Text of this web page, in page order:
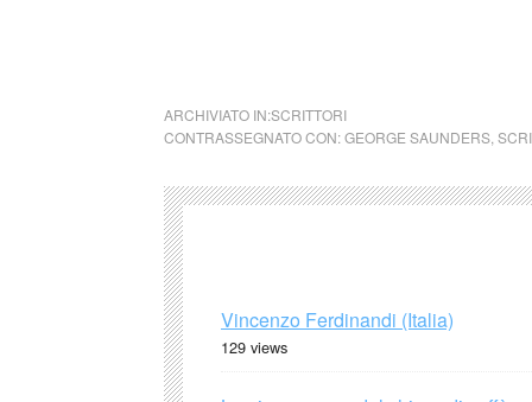
ARCHIVIATO IN:SCRITTORI
CONTRASSEGNATO CON:GEORGE SAUNDERS
Vincenzo Ferdinandi (Italia)
129 views